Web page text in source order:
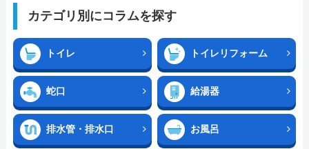
カテゴリ別にコラムを探す
トイレ トイレリフォーム
蛇口 給湯器
排水管・排水口 お風呂